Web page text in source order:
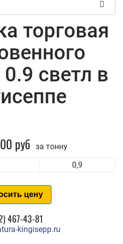
торговая
светл в
руб за тонну
0,9
цену
467-43-81
kingisepp.ru